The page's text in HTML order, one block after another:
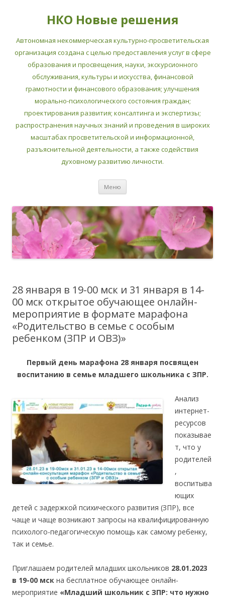
НКО Новые решения
Автономная некоммерческая культурно-просветительская
организация создана с целью предоставления услуг в сфере
образования и просвещения, науки, экскурсионного
обслуживания, культуры и искусства, финансовой
грамотности и финансового образования; улучшения
морально-психологического состояния граждан;
проектирования развития; консалтинга и экспертизы;
распространения научных знаний и проведения в широких
масштабах просветительской и информационной,
разъяснительной деятельности, а также содействия
духовному развитию личности.
Меню
28 января в 19-00 мск и 31 января в 14-
00 мск открытое обучающее онлайн-
мероприятие в формате марафона
«Родительство в семье с особым
ребенком (ЗПР и ОВЗ)»
Первый день марафона 28 января посвящен
воспитанию в семье младшего школьника с ЗПР.
Анализ
интернет-
ресурсов
показывае
т, что у
родителей
,
воспитыва
ющих
детей с задержкой психического развития (ЗПР), все
чаще и чаще возникают запросы на квалифицированную
психолого-педагогическую помощь как самому ребенку,
так и семье.
Приглашаем родителей младших школьников 28.01.2023
в 19-00 мск на бесплатное обучающее онлайн-
мероприятие «Младший школьник с ЗПР: что нужно